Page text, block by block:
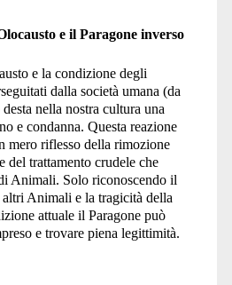
e il Paragone inverso
e la condizione degli
dalla società umana (da
desta nella nostra cultura una
e condanna. Questa reazione
mero riflesso della rimozione
del trattamento crudele che
Animali. Solo riconoscendo il
Animali e la tragicità della
attuale il Paragone può
e trovare piena legittimità.